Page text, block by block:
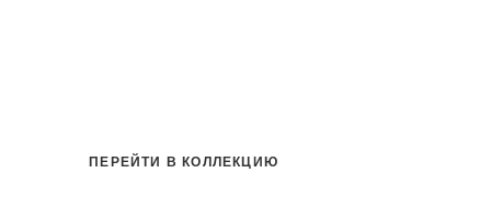
ПЕРЕЙТИ В КОЛЛЕКЦИЮ